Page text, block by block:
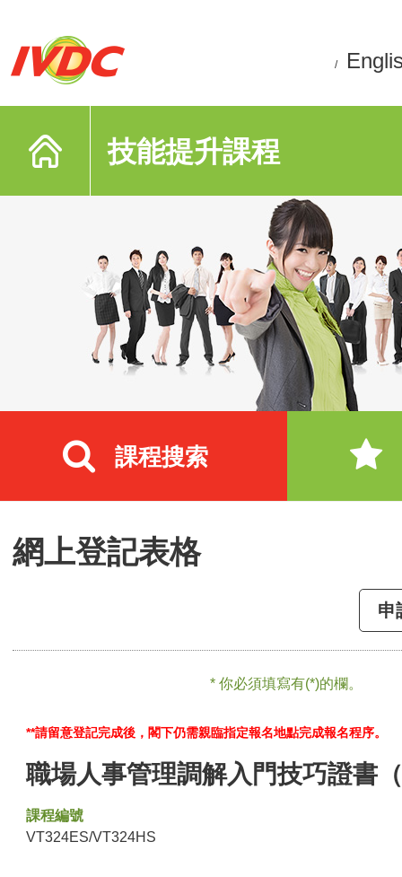
/
技能提升課程
課程搜索
網上登記表格
申
* 你必須填寫有(*)的欄。
**請留意登記完成後，閣下仍需親臨指定報名地點完成報名程序。
職場人事管理調解入門技巧證書
課程編號
VT324ES/VT324HS